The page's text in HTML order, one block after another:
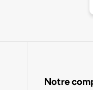
Notre